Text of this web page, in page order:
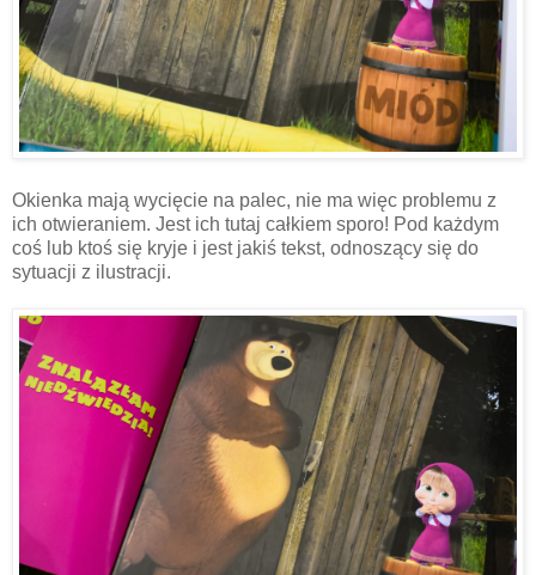
Okienka mają wycięcie na palec, nie ma więc problemu z
ich otwieraniem. Jest ich tutaj całkiem sporo! Pod każdym
coś lub ktoś się kryje i jest jakiś tekst, odnoszący się do
sytuacji z ilustracji.